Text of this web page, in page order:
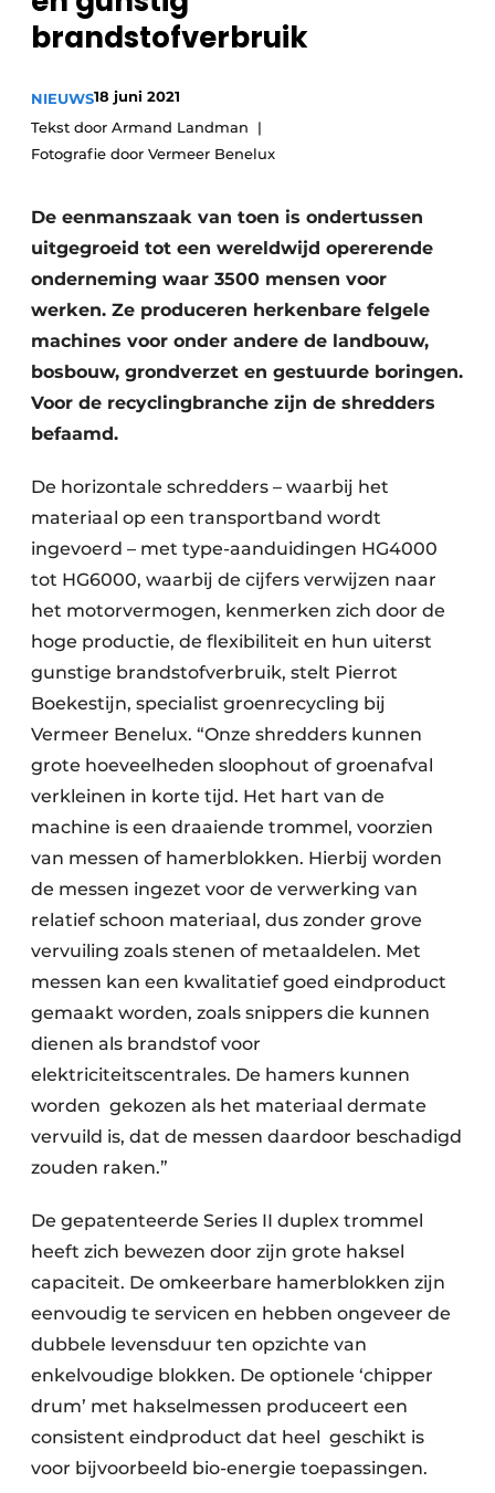
recyclingstroom in België
Vacature aanmelden
Vacatures
Video’s
Safety First
Kranen
Detectieapparatuur
Persen
Stofbeheersing
Uitrustingsstukken
Zeven & Brekers
Bouw & Sloopafval
Elektronisch Afval
Glasrecyclage
Houtafval
Medisch afval
Metaalrecyclage
Papierafval
Textielrecyclage
brandstofverbruik
NIEUWS18 juni 2021
Tekst door Armand Landman
Fotografie door Vermeer Benelux
De eenmanszaak van toen is ondertussen
uitgegroeid tot een wereldwijd opererende
onderneming waar 3500 mensen voor
werken. Ze produceren herkenbare felgele
machines voor onder andere de landbouw,
bosbouw, grondverzet en gestuurde boringen.
Voor de recyclingbranche zijn de shredders
befaamd.
De horizontale schredders – waarbij het
materiaal op een transportband wordt
ingevoerd – met type-aanduidingen HG4000
tot HG6000, waarbij de cijfers verwijzen naar
het motorvermogen, kenmerken zich door de
hoge productie, de flexibiliteit en hun uiterst
gunstige brandstofverbruik, stelt Pierrot
Boekestijn, specialist groenrecycling bij
Vermeer Benelux. “Onze shredders kunnen
grote hoeveelheden sloophout of groenafval
verkleinen in korte tijd. Het hart van de
machine is een draaiende trommel, voorzien
van messen of hamerblokken. Hierbij worden
de messen ingezet voor de verwerking van
relatief schoon materiaal, dus zonder grove
vervuiling zoals stenen of metaaldelen. Met
messen kan een kwalitatief goed eindproduct
gemaakt worden, zoals snippers die kunnen
dienen als brandstof voor
elektriciteitscentrales. De hamers kunnen
worden gekozen als het materiaal dermate
vervuild is, dat de messen daardoor beschadigd
zouden raken.”
De gepatenteerde Series II duplex trommel
heeft zich bewezen door zijn grote haksel
capaciteit. De omkeerbare hamerblokken zijn
eenvoudig te servicen en hebben ongeveer de
dubbele levensduur ten opzichte van
enkelvoudige blokken. De optionele ‘chipper
drum’ met hakselmessen produceert een
consistent eindproduct dat heel geschikt is
voor bijvoorbeeld bio-energie toepassingen.